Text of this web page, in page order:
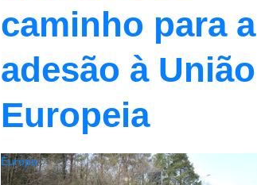
caminho para a
adesão à União
Europeia
Europa